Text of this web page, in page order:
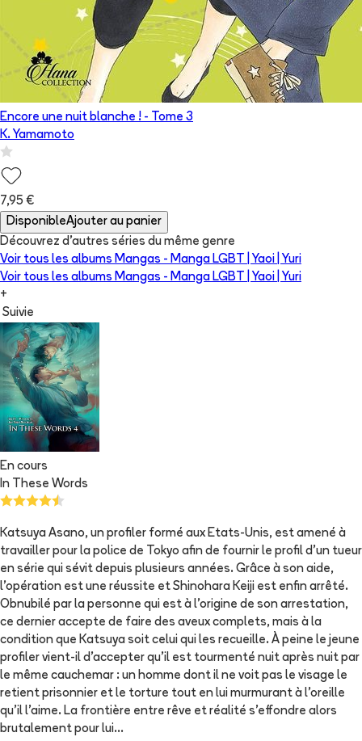
Encore une nuit blanche ! - Tome 3
K. Yamamoto
7,95 €
DisponibleAjouter au panier
Découvrez d'autres séries du même genre
Voir tous les albums Mangas - Manga LGBT | Yaoi | Yuri
Voir tous les albums Mangas - Manga LGBT | Yaoi | Yuri
+
Suivie
En cours
In These Words
Katsuya Asano, un profiler formé aux Etats-Unis, est amené à
travailler pour la police de Tokyo afin de fournir le profil d'un tueur
en série qui sévit depuis plusieurs années. Grâce à son aide,
l'opération est une réussite et Shinohara Keiji est enfin arrêté.
Obnubilé par la personne qui est à l'origine de son arrestation,
ce dernier accepte de faire des aveux complets, mais à la
condition que Katsuya soit celui qui les recueille. À peine le jeune
profiler vient-il d'accepter qu'il est tourmenté nuit après nuit par
le même cauchemar : un homme dont il ne voit pas le visage le
retient prisonnier et le torture tout en lui murmurant à l'oreille
qu'il l'aime. La frontière entre rêve et réalité s'effondre alors
brutalement pour lui...